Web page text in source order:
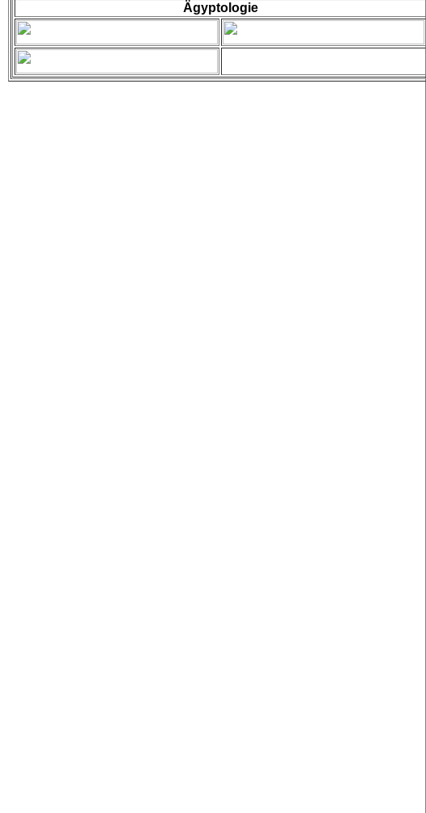
Ägyptologie